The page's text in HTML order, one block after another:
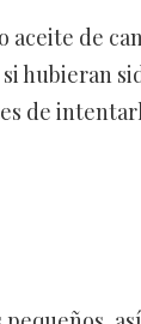
de
hubieran
de